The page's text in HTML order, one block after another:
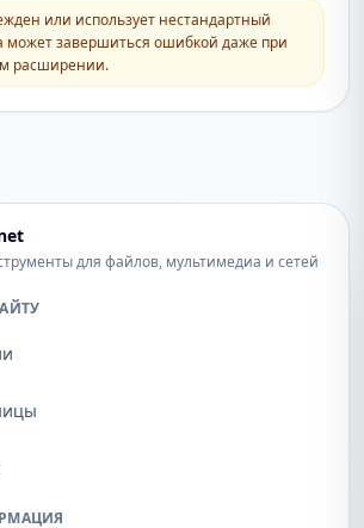
или использует нестандартный
может завершиться ошибкой даже при
расширении.
для файлов, мультимедиа и сетей